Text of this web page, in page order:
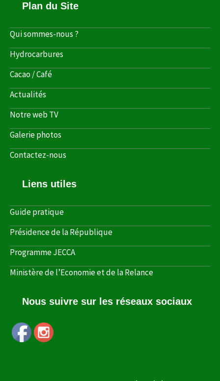
Plan du Site
Qui sommes-nous ?
Hydrocarbures
Cacao / Café
Actualités
Notre web TV
Galerie photos
Contactez-nous
Liens utiles
Guide pratique
Présidence de la République
Programme JECCA
Ministère de l’Economie et de la Relance
Nous suivre sur les réseaux sociaux